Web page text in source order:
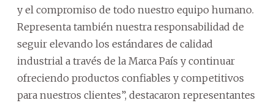
y el compromiso de todo nuestro equipo humano.
Representa también nuestra responsabilidad de
seguir elevando los estándares de calidad
industrial a través de la Marca País y continuar
ofreciendo productos confiables y competitivos
para nuestros clientes”, destacaron representantes